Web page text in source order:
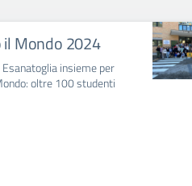
Mondo 2024
insieme per
oltre 100 studenti